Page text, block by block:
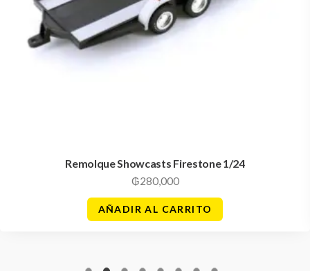
Remolque Showcasts Firestone 1/24
₲280,000
AÑADIR AL CARRITO